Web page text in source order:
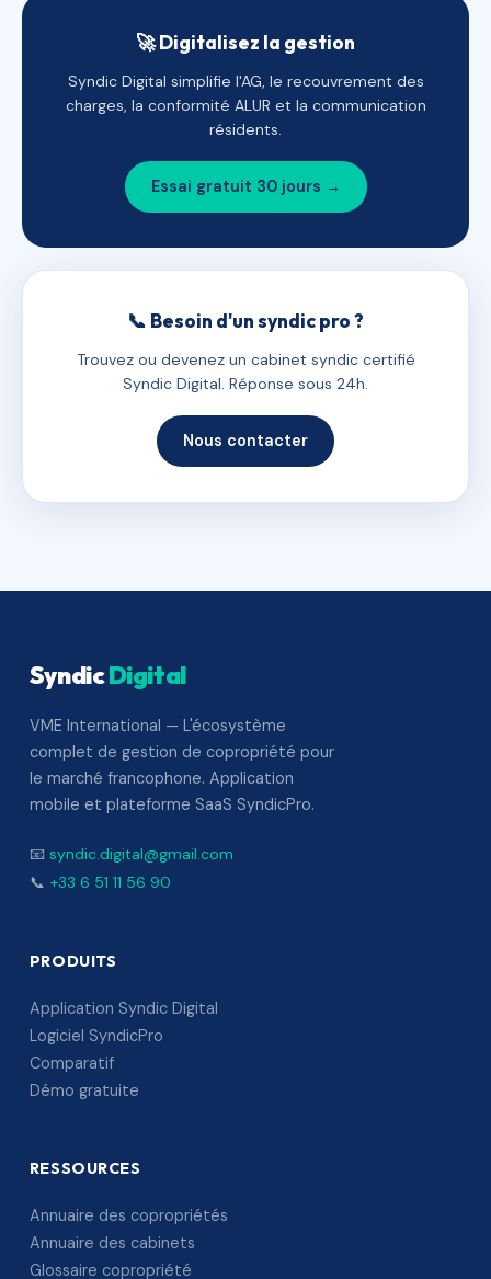
🚀 Digitalisez la gestion
Syndic Digital simplifie l'AG, le recouvrement des
charges, la conformité ALUR et la communication
résidents.
Essai gratuit 30 jours →
📞 Besoin d'un syndic pro ?
Trouvez ou devenez un cabinet syndic certifié
Syndic Digital. Réponse sous 24h.
Nous contacter
SyndicDigital
VME International — L'écosystème
complet de gestion de copropriété pour
le marché francophone. Application
mobile et plateforme SaaS SyndicPro.
📧 syndic.digital@gmail.com
📞 +33 6 51 11 56 90
PRODUITS
Application Syndic Digital
Logiciel SyndicPro
Comparatif
Démo gratuite
RESSOURCES
Annuaire des copropriétés
Annuaire des cabinets
Glossaire copropriété